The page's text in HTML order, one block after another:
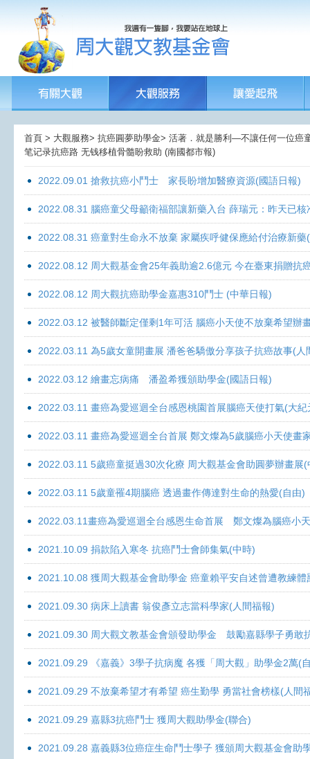
首頁 > 大觀服務> 抗癌圓夢助學金> 活著．就是勝利—不讓任何一位癌
笔记录抗癌路 无钱移植骨髓盼救助 (南國都市報)
2022.09.01 搶救抗癌小鬥士 家長盼增加醫療資源(國語日報)
2022.08.31 腦癌童父母籲衛福部讓新藥入台 薛瑞元：昨天已
2022.08.31 癌童對生命永不放棄 家屬疾呼健保應給付治療新藥
2022.08.12 周大觀基金會25年義助逾2.6億元 今在臺東捐贈抗
2022.08.12 周大觀抗癌助學金嘉惠310鬥士 (中華日報)
2022.03.12 被醫師斷定僅剩1年可活 腦癌小天使不放棄希望辦
2022.03.11 為5歲女童開畫展 潘爸爸驕傲分享孩子抗癌故事(人
2022.03.12 繪畫忘病痛 潘盈希獲頒助學金(國語日報)
2022.03.11 畫癌為愛巡迴全台感恩桃園首展腦癌天使打氣(大紀
2022.03.11 畫癌為愛巡迴全台首展 鄭文燦為5歲腦癌小天使畫
2022.03.11 5歲癌童挺過30次化療 周大觀基金會助圓夢辦畫展
2022.03.11 5歲童罹4期腦癌 透過畫作傳達對生命的熱愛(自由)
2022.03.11畫癌為愛巡迴全台感恩生命首展 鄭文燦為腦癌小
2021.10.09 捐款陷入寒冬 抗癌鬥士會師集氣(中時)
2021.10.08 獲周大觀基金會助學金 癌童賴平安自述曾遭教練體
2021.09.30 病床上讀書 翁俊彥立志當科學家(人間福報)
2021.09.30 周大觀文教基金會頒發助學金 鼓勵嘉縣學子勇敢
2021.09.29 《嘉義》3學子抗病魔 各獲「周大觀」助學金2萬(
2021.09.29 不放棄希望才有希望 癌生勤學 勇當社會榜樣(人間
2021.09.29 嘉縣3抗癌鬥士 獲周大觀助學金(聯合)
2021.09.28 嘉義縣3位癌症生命鬥士學子 獲頒周大觀基金會助